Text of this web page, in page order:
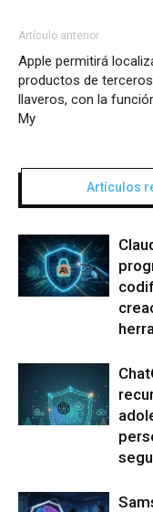
Artículo anterior
Apple permitirá
productos de
llaveros, con la
My
Artículos